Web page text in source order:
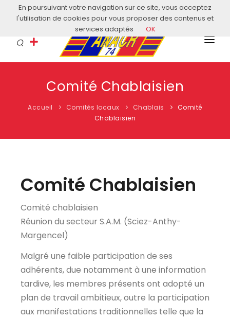
Courriel: contact@anacr74.fr
L’ANACR
EVÈNEMENTS
COMITÉS LOCAUX
RESSOURCES
Comité Chablaisien
Accueil Comités locaux Chablais
Comité
Chablaisien
Comité Chablaisien
Comité chablaisien
Réunion du secteur S.A.M. (Sciez-Anthy-
Margencel)
Malgré une faible participation de ses
adhérents, due notamment à une information
tardive, les membres présents ont adopté un
plan de travail ambitieux, outre la participation
aux manifestations traditionnelles telle que la
En poursuivant votre navigation sur ce site, vous acceptez
l'utilisation de cookies pour vous proposer des contenus et
services adaptés
OK